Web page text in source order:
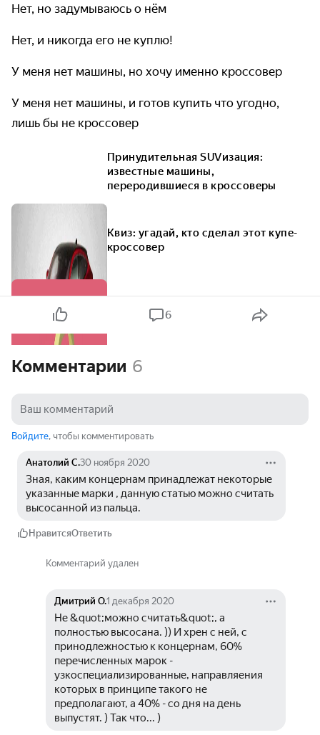
Нет, но задумываюсь о нём
Нет, и никогда его не куплю!
У меня нет машины, но хочу именно кроссовер
У меня нет машины, и готов купить что угодно,
лишь бы не кроссовер
Принудительная SUVизация:
известные машины,
переродившиеся в кроссоверы
Квиз: угадай, кто сделал этот купе-
кроссовер
6
Комментарии 6
Войдите, чтобы комментировать
Анатолий С.30 ноября 2020
Зная, каким концернам принадлежат некоторые
указанные марки , данную статью можно считать
высосанной из пальца.
НравитсяОтветить
Комментарий удален
Дмитрий О.1 декабря 2020
Не &quot;можно считать&quot;, а
полностью высосана. )) И хрен с ней, с
принодлежностью к концернам, 60%
перечисленных марок -
узкоспециализированные, направляения
которых в принципе такого не
предполагают, а 40% - со дня на день
выпустят. ) Так что... )